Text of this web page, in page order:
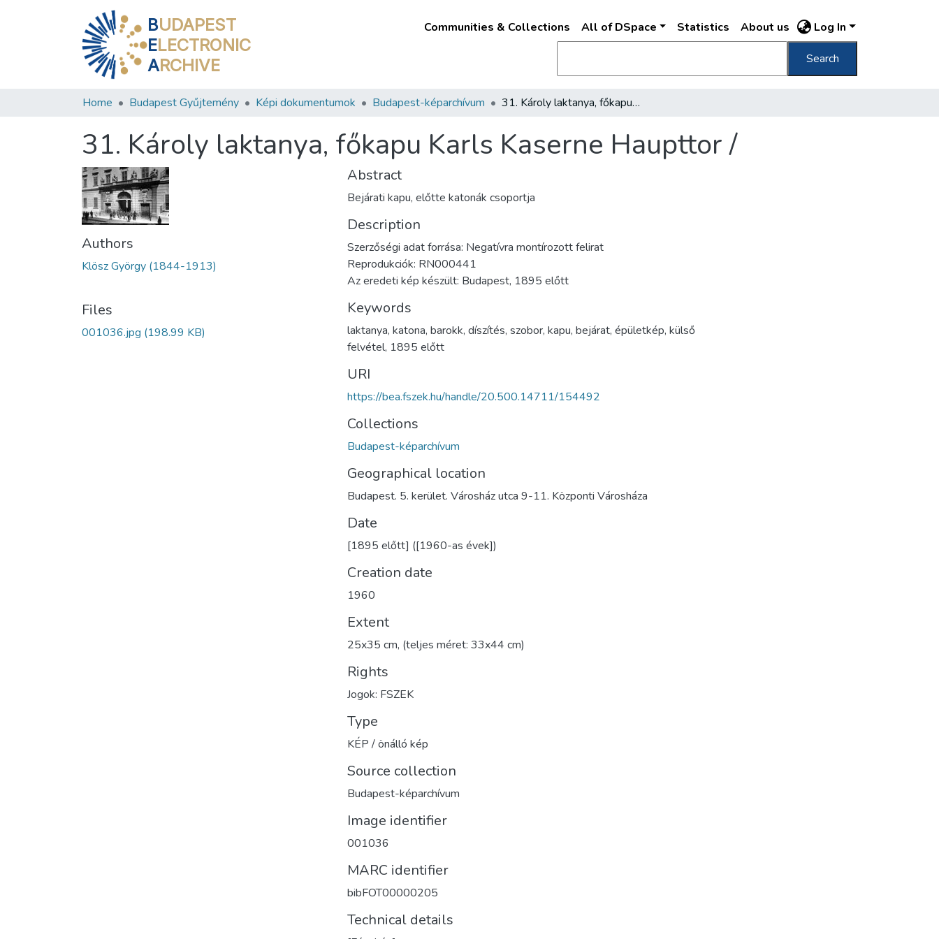
BUDAPEST
ELECTRONIC
ARCHIVE
Communities & Collections All of DSpace Statistics About us Log In
Search
Home Budapest Gyűjtemény Képi dokumentumok Budapest-képarchívum 31. Károly laktanya, főkapu Karls Kaserne Haupttor /
31. Károly laktanya, főkapu Karls Kaserne Haupttor /
Authors
Klösz György (1844-1913)
Files
001036.jpg (198.99 KB)
Abstract
Bejárati kapu, előtte katonák csoportja
Description
Szerzőségi adat forrása: Negatívra montírozott felirat
Reprodukciók: RN000441
Az eredeti kép készült: Budapest, 1895 előtt
Keywords
laktanya, katona, barokk, díszítés, szobor, kapu, bejárat, épületkép, külső
felvétel, 1895 előtt
URI
https://bea.fszek.hu/handle/20.500.14711/154492
Collections
Budapest-képarchívum
Geographical location
Budapest. 5. kerület. Városház utca 9-11. Központi Városháza
Date
[1895 előtt] ([1960-as évek])
Creation date
1960
Extent
25x35 cm, (teljes méret: 33x44 cm)
Rights
Jogok: FSZEK
Type
KÉP / önálló kép
Source collection
Budapest-képarchívum
Image identifier
001036
MARC identifier
bibFOT00000205
Technical details